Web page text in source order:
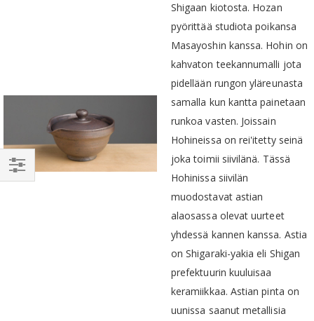
Shigaan kiotosta. Hozan
pyörittää studiota poikansa
Masayoshin kanssa. Hohin on
kahvaton teekannumalli jota
pidellään rungon yläreunasta
samalla kun kantta painetaan
runkoa vasten. Joissain
Hohineissa on rei'itetty seinä
joka toimii siivilänä. Tässä
Hohinissa siivilän
muodostavat astian
alaosassa olevat uurteet
yhdessä kannen kanssa. Astia
on Shigaraki-yakia eli Shigan
prefektuurin kuuluisaa
keramiikkaa. Astian pinta on
uunissa saanut metallisia
RAJAA